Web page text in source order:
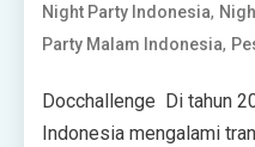
Night Party Indonesia,
Party Malam Indonesia,
Docchallenge Di tahun
Indonesia mengalami